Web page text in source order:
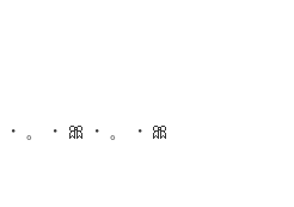
。・🎀・。・🎀